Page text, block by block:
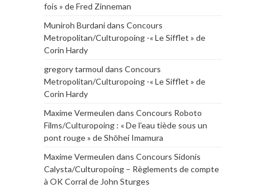
fois » de Fred Zinneman
Muniroh Burdanidans Concours
Metropolitan/Culturopoing -« Le Sifflet » de
Corin Hardy
gregory tarmoul dans Concours
Metropolitan/Culturopoing -« Le Sifflet » de
Corin Hardy
Maxime Vermeulen dans Concours Roboto
Films/Culturopoing : « De l’eau tiède sous un
pont rouge » de Shōhei Imamura
Maxime Vermeulen dans Concours Sidonis
Calysta/Culturopoing – Règlements de compte
à OK Corral de John Sturges